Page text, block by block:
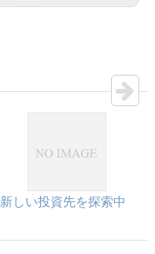
新しい投資先を探索中